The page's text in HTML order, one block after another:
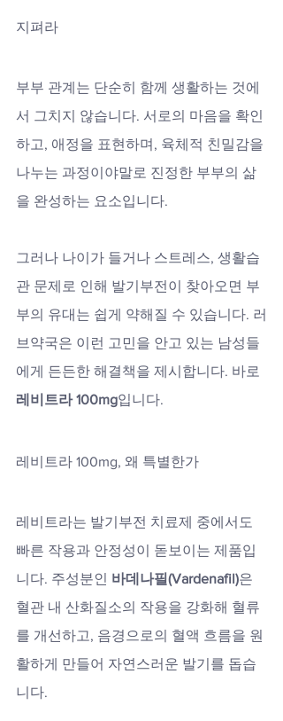
지펴라
부부 관계는 단순히 함께 생활하는 것에
서 그치지 않습니다. 서로의 마음을 확인
하고, 애정을 표현하며, 육체적 친밀감을
나누는 과정이야말로 진정한 부부의 삶
을 완성하는 요소입니다.
그러나 나이가 들거나 스트레스, 생활습
관 문제로 인해 발기부전이 찾아오면 부
부의 유대는 쉽게 약해질 수 있습니다. 러
브약국은 이런 고민을 안고 있는 남성들
에게 든든한 해결책을 제시합니다. 바로
레비트라 100mg입니다.
레비트라 100mg, 왜 특별한가
레비트라는 발기부전 치료제 중에서도
빠른 작용과 안정성이 돋보이는 제품입
니다. 주성분인 바데나필(Vardenafil)은
혈관 내 산화질소의 작용을 강화해 혈류
를 개선하고, 음경으로의 혈액 흐름을 원
활하게 만들어 자연스러운 발기를 돕습
니다.